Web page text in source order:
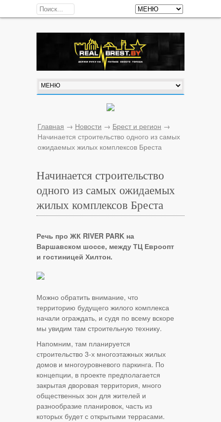
Главная → Новости → Брест и регион →
Начинается строительство одного из самых
ожидаемых жилых комплексов Бреста
Начинается строительство
одного из самых ожидаемых
жилых комплексов Бреста
Речь про ЖК RIVER PARK на
Варшавском шоссе, между ТЦ Евроопт
и гостиницей Хилтон.
Можно обратить внимание, что
территорию будущего жилого комплекса
начали ограждать, и судя по всему вскоре
мы увидим там строительную технику.
Напомним, там планируется
строительство 3-х многоэтажных жилых
домов и многоуровневого паркинга. По
концепции, в проекте предполагается
закрытая дворовая территория, много
общественных зон для жителей и
разнообразие планировок, часть из
которых будет с открытыми террасами.